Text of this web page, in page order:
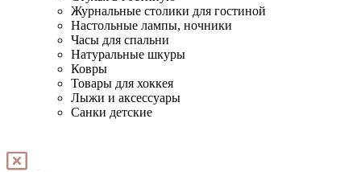
Журнальные столики для гостиной
Настольные лампы, ночники
Часы для спальни
Натуральные шкуры
Ковры
Товары для хоккея
Лыжи и аксессуары
Санки детские